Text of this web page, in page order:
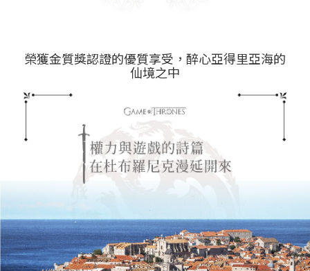
榮獲金質獎認證的優質享受，醉心亞得里亞海的
仙境之中